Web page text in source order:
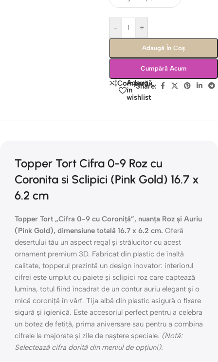
- +
Adaugă În Coș
Cumpără Acum
Compară
Adaugă
în
wishlist
Share:
Topper Tort Cifra 0-9 Roz cu
Coronita si Sclipici (Pink Gold) 16.7 x
6.2 cm
Topper Tort „Cifra 0-9 cu Coroniță”, nuanța Roz și Auriu
(Pink Gold), dimensiune totală 16.7 x 6.2 cm. Oferă
desertului tău un aspect regal și strălucitor cu acest
ornament premium 3D. Fabricat din plastic de înaltă
calitate, topperul prezintă un design inovator: interiorul
cifrei este umplut cu paiete și sclipici roz care captează
lumina, totul fiind încadrat de un contur auriu elegant și o
mică coroniță în vârf. Tija albă din plastic asigură o fixare
sigură și igienică. Este accesoriul perfect pentru a celebra
un botez de fetiță, prima aniversare sau pentru a combina
cifrele la majorate și zile de naștere speciale. (Notă:
Selectează cifra dorită din meniul de opțiuni).